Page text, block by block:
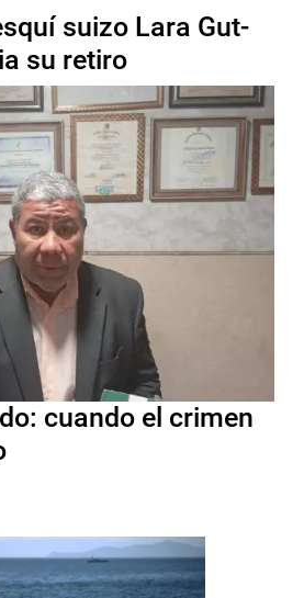
suizo Lara Gut-
su retiro
cuando el crimen